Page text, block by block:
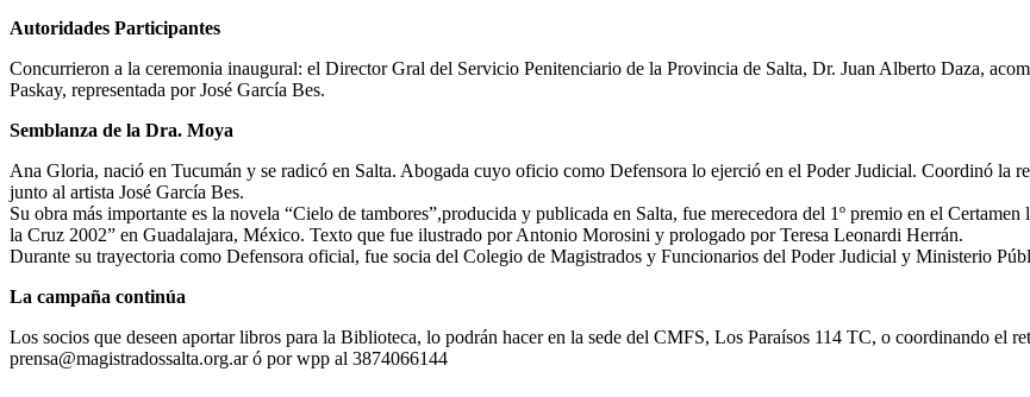
Autoridades Participantes
Concurrieron a la ceremonia inaugural: el Director Gral del Servicio Penitenciario de la Provincia de Salta, Dr. Juan Alberto Daza,
Paskay, representada por José García Bes.
Semblanza de la Dra. Moya
Ana Gloria, nació en Tucumán y se radicó en Salta. Abogada cuyo oficio como Defensora lo ejerció en el Poder Judicial. Coordinó la
junto al artista José García Bes.
Su obra más importante es la novela “Cielo de tambores”,producida y publicada en Salta, fue merecedora del 1º premio en el
la Cruz 2002” en Guadalajara, México. Texto que fue ilustrado por Antonio Morosini y prologado por Teresa Leonardi Herrán.
Durante su trayectoria como Defensora oficial, fue socia del Colegio de Magistrados y Funcionarios del Poder Judicial y Ministerio
La campaña continúa
Los socios que deseen aportar libros para la Biblioteca, lo podrán hacer en la sede del CMFS, Los Paraísos 114 TC, o coordinando el
prensa@magistradossalta.org.ar ó por wpp al 3874066144